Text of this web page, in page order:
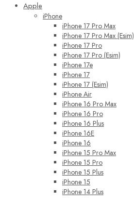
Apple
iPhone
iPhone 17 Pro Max
iPhone 17 Pro Max (Esim)
iPhone 17 Pro
iPhone 17 Pro (Esim)
iPhone 17e
iPhone 17
iPhone 17 (Esim)
iPhone Air
iPhone 16 Pro Max
iPhone 16 Pro
iPhone 16 Plus
iPhone 16E
iPhone 16
iPhone 15 Pro Max
iPhone 15 Pro
iPhone 15 Plus
iPhone 15
iPhone 14 Plus